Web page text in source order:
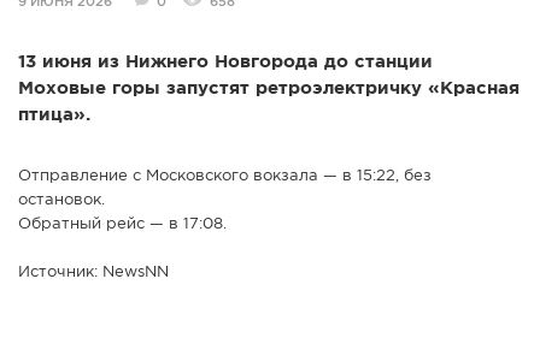
ФОТО
9 ИЮНЯ 2026 0 658
13 июня из Нижнего Новгорода до станции
Моховые горы запустят ретроэлектричку «Красная
птица».
Отправление с Московского вокзала — в 15:22, без
остановок.
Обратный рейс — в 17:08.
Источник: NewsNN